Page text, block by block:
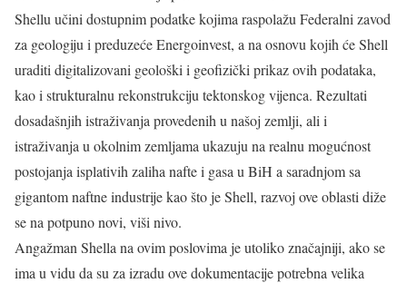
Shellu učini dostupnim podatke kojima raspolažu Federalni zavod
za geologiju i preduzeće Energoinvest, a na osnovu kojih će Shell
uraditi digitalizovani geološki i geofizički prikaz ovih podataka,
kao i strukturalnu rekonstrukciju tektonskog vijenca. Rezultati
dosadašnjih istraživanja provedenih u našoj zemlji, ali i
istraživanja u okolnim zemljama ukazuju na realnu mogućnost
postojanja isplativih zaliha nafte i gasa u BiH a saradnjom sa
gigantom naftne industrije kao što je Shell, razvoj ove oblasti diže
se na potpuno novi, viši nivo.
Angažman Shella na ovim poslovima je utoliko značajniji, ako se
ima u vidu da su za izradu ove dokumentacije potrebna velika